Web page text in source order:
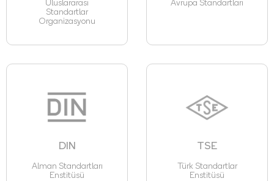
Uluslararası
Standartlar
Organizasyonu
Avrupa Standartları
DIN
Alman Standartları
Enstitüsü
TSE
Türk Standartlar
Enstitüsü